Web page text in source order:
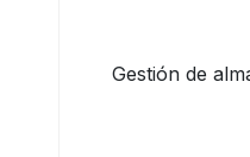
Gestión de